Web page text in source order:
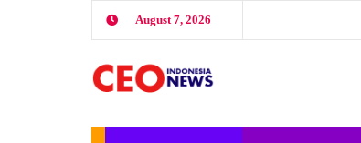
August 7, 2026